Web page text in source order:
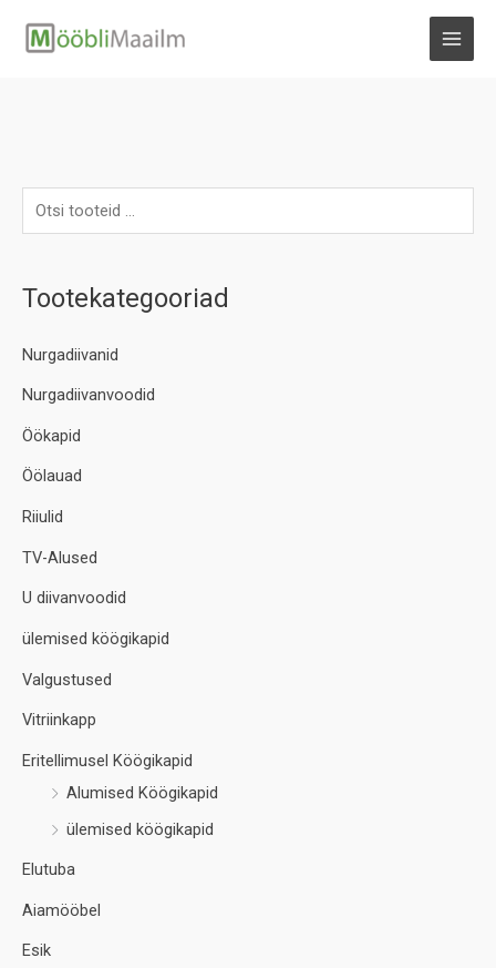
Tootekategooriad
Nurgadiivanid
Nurgadiivanvoodid
Öökapid
Öölauad
Riiulid
TV-Alused
U diivanvoodid
ülemised köögikapid
Valgustused
Vitriinkapp
Eritellimusel Köögikapid
Alumised Köögikapid
ülemised köögikapid
Elutuba
Aiamööbel
Esik